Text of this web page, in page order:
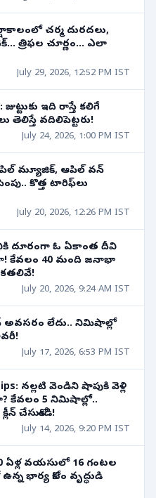
చర్మ దురదలు,
త్రిఫల చూర్ణం... ఎలా
July 29, 2026, 12:52 PM IST
ఇది రాస్తే కలిగే
తెలిస్తే వదిలిపెట్టరు!
July 24, 2026, 1:00 PM IST
మ్యూజిక్, ఆపిల్ వన్
కొత్త టారిఫ్‌లు
July 20, 2026, 12:26 PM IST
దూరంగా ఓ ఏకాంత దీవి
కేవలం 40 మంది జనాభా
July 20, 2026, 9:24 AM IST
అవసరం లేదు.. నిమిషాల్లో
July 17, 2026, 6:53 PM IST
నల్లటి వెండిని షాపుకి వెళ్లి
కేవలం 5 నిమిషాల్లో..
చేసుకోండి!
July 14, 2026, 9:20 PM IST
ఏళ్ల వయసులో 16 గంటల
భార్య కోసం వృద్ధుడి